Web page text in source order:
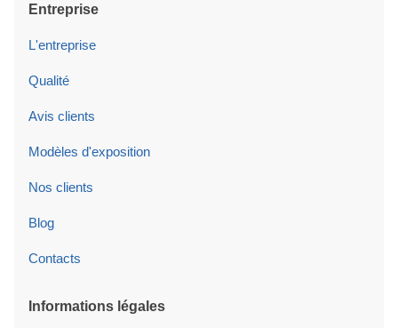
Entreprise
L'entreprise
Qualité
Avis clients
Modèles d'exposition
Nos clients
Blog
Contacts
Informations légales